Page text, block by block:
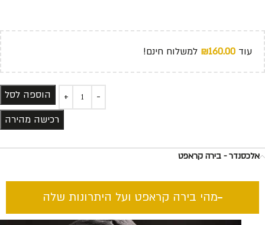
עוד ₪160.00 למשלוח חינם!
הוספה לסל
רכישה מהירה
אלכסנדר - בירה קראפט
מהי בירה קראפט ועל היתרונות שלה​